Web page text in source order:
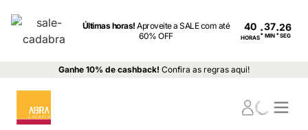
Últimas horas!Aproveite a SALE com até
60% OFF
40
HORAS: MIN : SEG
Ganhe 10% de cashback! Confira as regras aqui!